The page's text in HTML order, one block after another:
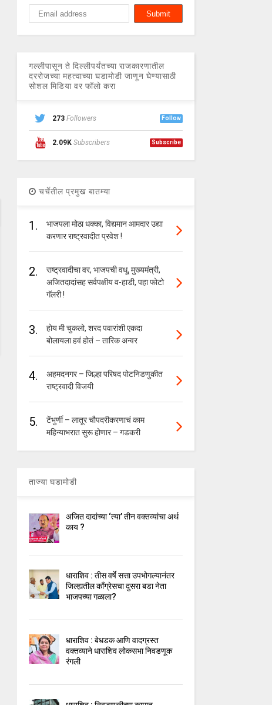
गल्लीपासून ते दिल्लीपर्यंतच्या राजकारणातील
दररोजच्या महत्वाच्या घडामोडी जाणून घेण्यासाठी
सोशल मिडिया वर फॉलो करा
273 Followers Follow
2.09K Subscribers Subscribe
चर्चेतील प्रमुख बातम्या
1.
भाजपला मोठा धक्का, विद्यमान आमदार उद्या
करणार राष्ट्रवादीत प्रवेश !
2.
राष्ट्रवादीचा वर, भाजपची वधू, मुख्यमंत्री,
अजितदादांसह सर्वपक्षीय व-हाडी, पहा फोटो
गॅलरी !
3.
होय मी चुकलो, शरद पवारांशी एकदा
बोलायला हवं होतं – तारिक अन्वर
4.
अहमदनगर – जिल्हा परिषद पोटनिडणुकीत
राष्ट्रवादी विजयी
5.
टेंभुर्णी – लातूर चौपदरीकरणाचं काम
महिन्याभरात सुरू होणार – गडकरी
ताज्या घडामोडी
अजित दादांच्या ‘त्या’ तीन वक्तव्यांचा अर्थ
काय ?
धाराशिव : तीस वर्षे सत्ता उपभोगल्यानंतर
जिल्ह्यतील कॉंग्रेसचा दुसरा बडा नेता
भाजपच्या गळाला?
धाराशिव : बेधडक आणि वादग्रस्त
वक्तव्याने धाराशिव लोकसभा निवडणूक
रंगली